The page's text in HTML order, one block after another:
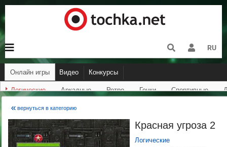
RU
Онлайн игры видео Конкурсы
Логические Аркадные Ретро Гонки Спортивные
вернуться в категорию
Красная угроза 2
Логические